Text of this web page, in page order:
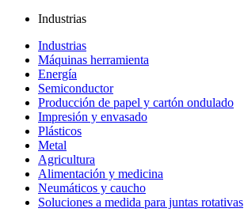
Industrias
Industrias
Máquinas herramienta
Energía
Semiconductor
Producción de papel y cartón ondulado
Impresión y envasado
Plásticos
Metal
Agricultura
Alimentación y medicina
Neumáticos y caucho
Soluciones a medida para juntas rotativas